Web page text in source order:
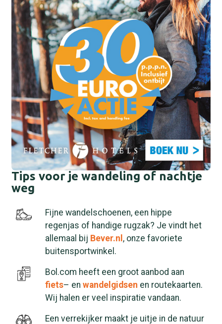
Tips voor je wandeling of nachtje
weg
Fijne wandelschoenen, een hippe
regenjas of handige rugzak? Je vindt het
allemaal bij Bever.nl , onze favoriete
buitensportwinkel.
Bol.com heeft een groot aanbod aan
fiets– en wandelgidsen en routekaarten.
Wij halen er veel inspiratie vandaan.
Een verrekijker maakt je uitje in de natuur